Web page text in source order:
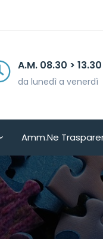
A.M. 08.30 > 13.30
da lunedì a venerdì
Amm.ne